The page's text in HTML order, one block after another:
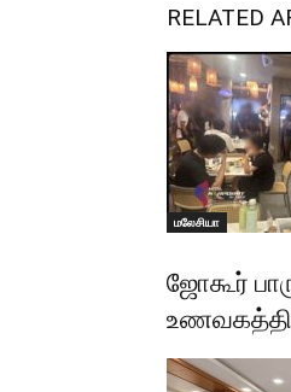
RELATED
மலேசியா
ஜோகூர்